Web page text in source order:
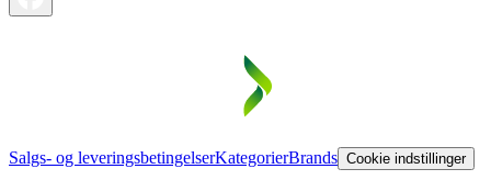
Salgs- og leveringsbetingelserKategorierBrands Cookie indstillinger